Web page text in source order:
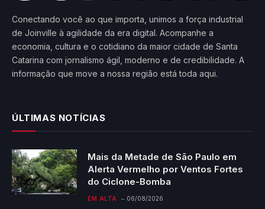
Conectando você ao que importa, unimos a força industrial
de Joinville à agilidade da era digital. Acompanhe a
economia, cultura e o cotidiano da maior cidade de Santa
Catarina com jornalismo ágil, moderno e de credibilidade. A
informação que move a nossa região está toda aqui.
ÚLTIMAS NOTÍCIAS
Mais da Metade de São Paulo em
Alerta Vermelho por Ventos Fortes
do Ciclone-Bomba
EM ALTA 06/08/2026